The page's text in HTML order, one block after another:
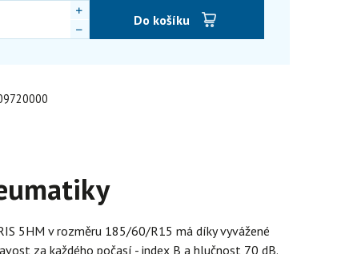
Do košíku
5HM v rozměru 185/60/R15 má díky vyvážené
za každého počasí - index B a hlučnost 70 dB.